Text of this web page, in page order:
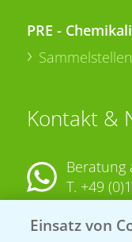
PRE -
Kontakt &
Beratung
T. +49
KONTAKT
Einsatz von